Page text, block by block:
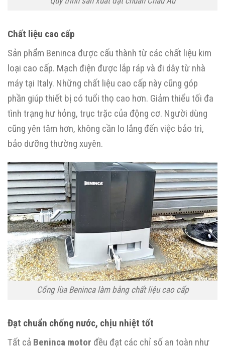
Chất liệu cao cấp
Sản phẩm Beninca được cấu thành từ các chất liệu kim
loại cao cấp. Mạch điện được lắp ráp và đi dây từ nhà
máy tại Italy. Những chất liệu cao cấp này cũng góp
phần giúp thiết bị có tuổi thọ cao hơn. Giảm thiểu tối đa
tình trạng hư hỏng, trục trặc của động cơ. Người dùng
cũng yên tâm hơn, không cần lo lắng đến việc bảo trì,
bảo dưỡng thường xuyên.
Cổng lùa Beninca làm bằng chất liệu cao cấp
Đạt chuẩn chống nước, chịu nhiệt tốt
Tất cả Beninca motor đều đạt các chỉ số an toàn như